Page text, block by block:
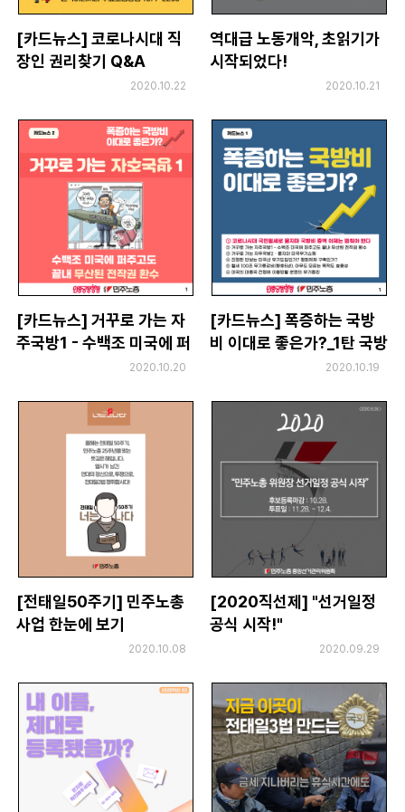
[카드뉴스] 코로나시대 직
장인 권리찾기 Q&A
2020.10.22
역대급 노동개악, 초읽기가
시작되었다!
2020.10.21
[카드뉴스] 거꾸로 가는 자
주국방1 - 수백조 미국에 퍼
주고도 끝내 무산된 전작권
2020.10.20
[카드뉴스] 폭증하는 국방
비 이대로 좋은가?_1탄 국방
비증액 이제는 멈춰야 한다.
2020.10.19
[전태일50주기] 민주노총
사업 한눈에 보기
2020.10.08
[2020직선제] "선거일정
공식 시작!"
2020.09.29